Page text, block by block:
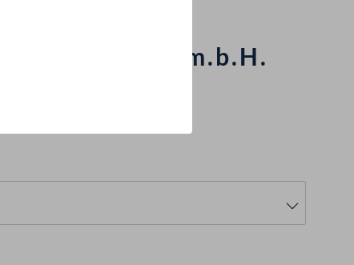
Ges.m.b.H.